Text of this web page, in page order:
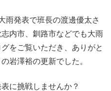
雨発表で班長の渡邊優太さ
内市、釧路市などでも大雨
をご覧いただき、ありがと
岩澤裕の更新でした。
に挑戦しませんか？